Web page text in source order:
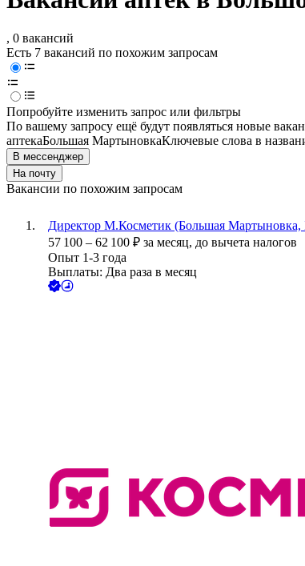
, 0 вакансий
Есть 7 вакансий по похожим запросам
Попробуйте изменить запрос или фильтры
По вашему запросу ещё будут появляться новые
аптекаБольшая МартыновкаКлючевые слова в
В мессенджер
На почту
Вакансии по похожим запросам
Директор М.Косметик (Большая
57 100 – 62 100 ₽ за месяц, до вычета налогов
Опыт 1-3 года
Выплаты: Два раза в месяц